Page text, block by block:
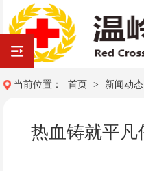
当前位置： 首页 > 新闻动态
热血铸就平